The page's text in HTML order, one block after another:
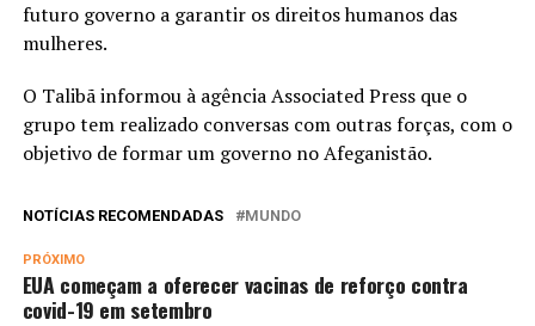
futuro governo a garantir os direitos humanos das
mulheres.
O Talibã informou à agência Associated Press que o
grupo tem realizado conversas com outras forças, com o
objetivo de formar um governo no Afeganistão.
NOTÍCIAS RECOMENDADAS MUNDO
PRÓXIMO
EUA começam a oferecer vacinas de reforço contra
covid-19 em setembro